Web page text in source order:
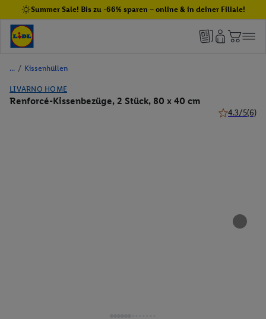
Summer Sale! Bis zu -66% sparen – online & in deiner Filiale!
/ Kissenhüllen
LIVARNO HOME
Renforcé-Kissenbezüge, 2 Stück, 80 x 40 cm
4.3/5(6)